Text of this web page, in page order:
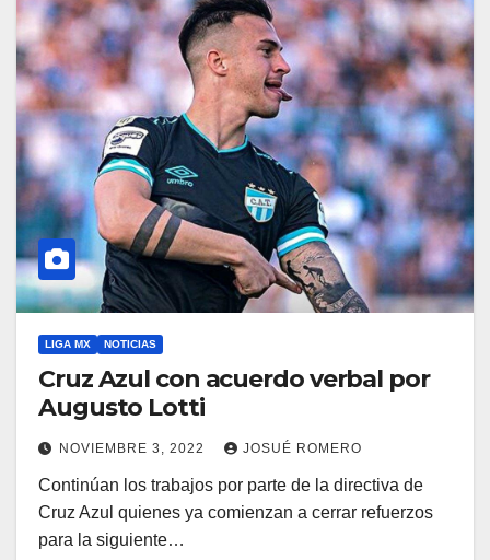
LIGA MX NOTICIAS
Cruz Azul con acuerdo verbal por
Augusto Lotti
NOVIEMBRE 3, 2022 JOSUÉ ROMERO
Continúan los trabajos por parte de la directiva de
Cruz Azul quienes ya comienzan a cerrar refuerzos
para la siguiente…